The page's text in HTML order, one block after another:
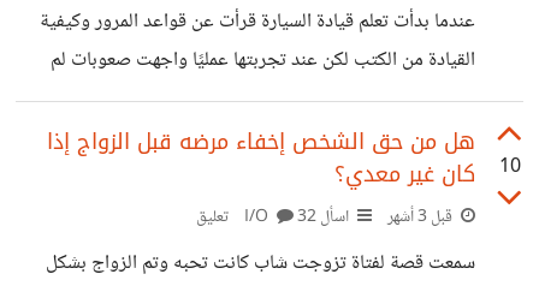
التعرض لتأثيرات خارجية وأفكار ثقافية واجتماعية قد تتناقض
مع المبادئ الأخلاقية الأساسية برأيي تأثير الإهمال يظهر في
سلوكيات الشباب ضعف الالتزام بالقيم والتمييز بين
عندما بدأت تعلم قيادة السيارة قرأت عن قواعد المرور وكيفية
القيادة من الكتب لكن عند تجربتها عمليًا واجهت صعوبات لم
أتوقعها مثل حركة المرور المفاجئة أخطاء بسيطة في التحكم
بالمقود وصعوبة تقدير المسافات في البداية شعرت بالتوتر
والخوف لكن مع كل تجربة تعلمت الصبر والانتباه والتفكير
بسرعة واستفدت من ملاحظتي وطلبت نصائح من أشخاص أكثر
خبرة هذه التجربة علمتني مهارات لا يمكن تعلمها من الكتب فقط
10
هل من حق الشخص إخفاء مرضه قبل الزواج إذا
كان غير معدي؟
قبل 3 أشهر اسأل I/O32 تعليق
سمعت قصة لفتاة تزوجت شاب كانت تحبه وتم الزواج بشكل